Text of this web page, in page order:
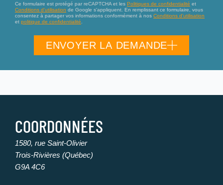
Ce formulaire est protégé par reCAPTCHA et les Politiques de confidentialité et
Conditions d'utilisation de Google s'appliquent. En remplissant ce formulaire, vous
consentez à partager vos informations conformément à nos Conditions d'utilisation
et politique de confidentialité
ENVOYER LA DEMANDE
COORDONNÉES
1580, rue Saint-Olivier
Trois-Rivières (Québec)
G9A 4C6